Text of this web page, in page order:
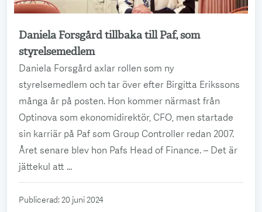
Daniela Forsgård tillbaka till Paf, som
styrelsemedlem
Daniela Forsgård axlar rollen som ny
styrelsemedlem och tar över efter Birgitta Erikssons
många år på posten. Hon kommer närmast från
Optinova som ekonomidirektör, CFO, men startade
sin karriär på Paf som Group Controller redan 2007.
Året senare blev hon Pafs Head of Finance. – Det är
jättekul att ...
Läs mer
Publicerad:20 juni 2024